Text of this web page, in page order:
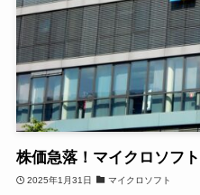
株価急落！マイクロソフ
2025年1月31日 マイクロソフト